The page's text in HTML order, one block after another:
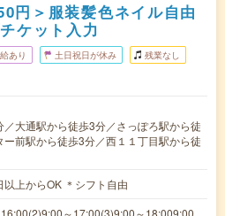
円＞服装髪色ネイル自由
ケット入力
あり 土日祝日が休み 残業なし
大通駅から徒歩3分／さっぽろ駅から徒
前駅から徒歩3分／西１１丁目駅から徒
以上からOK ＊シフト自由
～17:00(3)9:00～18:009:00